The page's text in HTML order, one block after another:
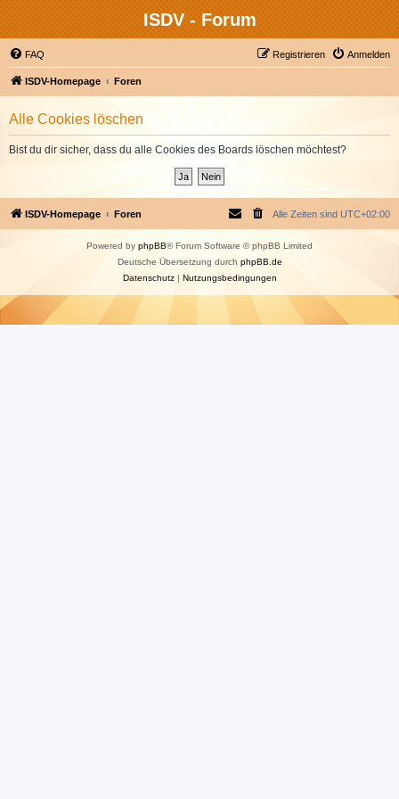
ISDV - Forum
FAQ Anmelden
Registrieren
ISDV-Homepage Foren
Alle Cookies löschen
Bist du dir sicher, dass du alle Cookies des Boards löschen möchtest?
ISDV-Homepage Foren Alle Zeiten sind UTC+02:00
Powered by phpBB® Forum Software © phpBB Limited
Deutsche Übersetzung durch phpBB.de
Datenschutz| Nutzungsbedingungen